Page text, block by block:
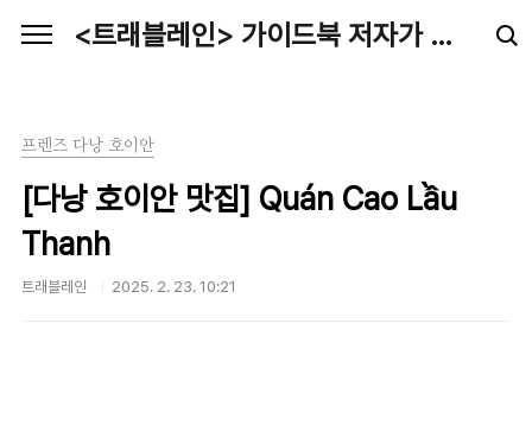
<트래블레인> 가이드북 저자가 전하는 최신 여행정보
프렌즈 다낭 호이안
[다낭 호이안 맛집] Quán Cao Lầu
Thanh
트래블레인 2025. 2. 23. 10:21